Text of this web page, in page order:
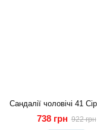
738 грн 922 грн